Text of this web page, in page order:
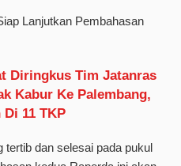
Lanjutkan Pembahasan
Diringkus Tim Jatanras
Kabur Ke Palembang,
11 TKP
tertib dan selesai pada pukul